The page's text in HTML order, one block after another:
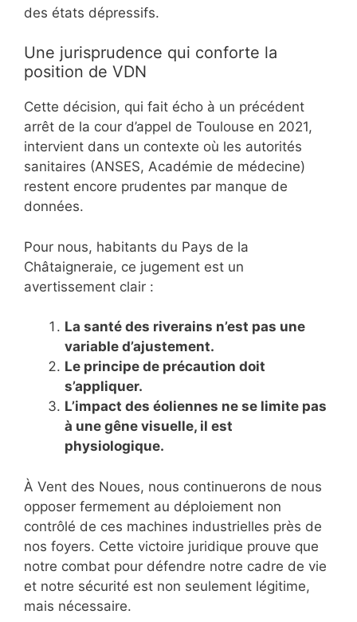
des états dépressifs.
Une jurisprudence qui conforte la
position de VDN
Cette décision, qui fait écho à un précédent
arrêt de la cour d’appel de Toulouse en 2021,
intervient dans un contexte où les autorités
sanitaires (ANSES, Académie de médecine)
restent encore prudentes par manque de
données.
Pour nous, habitants du Pays de la
Châtaigneraie, ce jugement est un
avertissement clair :
La santé des riverains n’est pas une
variable d’ajustement.
Le principe de précaution doit
s’appliquer.
L’impact des éoliennes ne se limite pas
à une gêne visuelle, il est
physiologique.
À Vent des Noues, nous continuerons de nous
opposer fermement au déploiement non
contrôlé de ces machines industrielles près de
nos foyers. Cette victoire juridique prouve que
notre combat pour défendre notre cadre de vie
et notre sécurité est non seulement légitime,
mais nécessaire.